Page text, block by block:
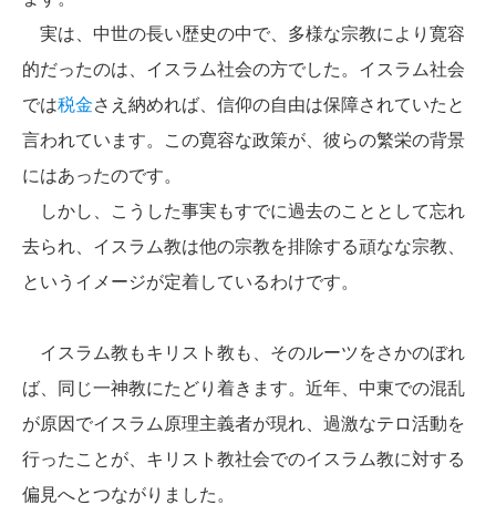
実は、中世の長い歴史の中で、多様な宗教により寛容
的だったのは、イスラム社会の方でした。イスラム社会
では税金さえ納めれば、信仰の自由は保障されていたと
言われています。この寛容な政策が、彼らの繁栄の背景
にはあったのです。
しかし、こうした事実もすでに過去のこととして忘れ
去られ、イスラム教は他の宗教を排除する頑なな宗教、
というイメージが定着しているわけです。
イスラム教もキリスト教も、そのルーツをさかのぼれ
ば、同じ一神教にたどり着きます。近年、中東での混乱
が原因でイスラム原理主義者が現れ、過激なテロ活動を
行ったことが、キリスト教社会でのイスラム教に対する
偏見へとつながりました。